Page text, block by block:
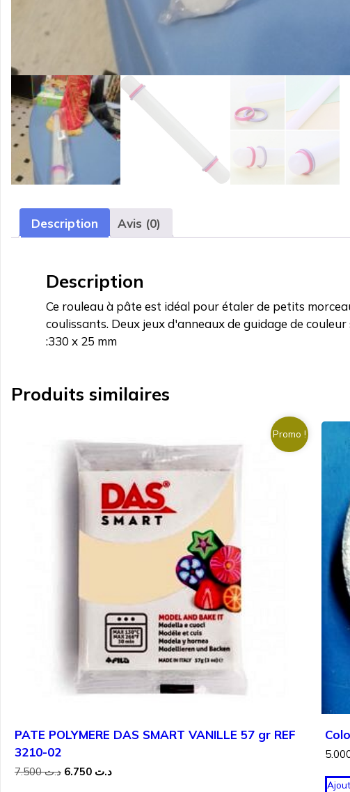
Description Avis (0)
Description
Ce rouleau à pâte est idéal pour étaler de petits
coulissants. Deux jeux d'anneaux de guidage de
:330 x 25 mm
Produits similaires
Promo !
PATE POLYMERE DAS SMART VANILLE 57 gr REF
3210-02
د.ت7.500
Le
د.تLe